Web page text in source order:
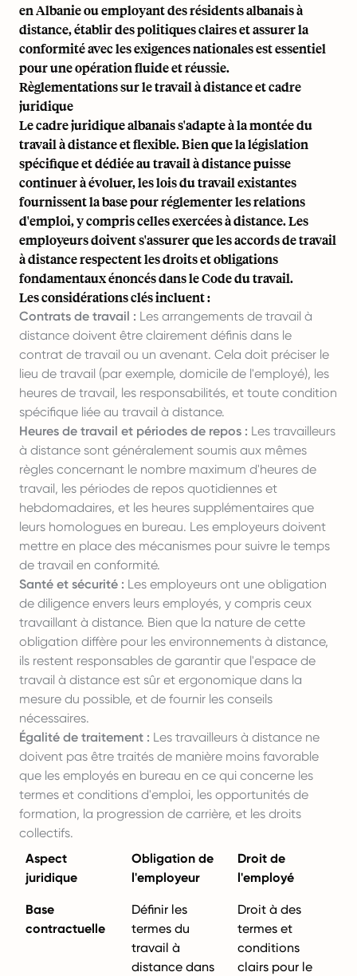
en Albanie ou employant des résidents albanais à
distance, établir des politiques claires et assurer la
conformité avec les exigences nationales est essentiel
pour une opération fluide et réussie.
Règlementations sur le travail à distance et cadre
juridique
Le cadre juridique albanais s'adapte à la montée du
travail à distance et flexible. Bien que la législation
spécifique et dédiée au travail à distance puisse
continuer à évoluer, les lois du travail existantes
fournissent la base pour réglementer les relations
d'emploi, y compris celles exercées à distance. Les
employeurs doivent s'assurer que les accords de travail
à distance respectent les droits et obligations
fondamentaux énoncés dans le Code du travail.
Les considérations clés incluent :
Contrats de travail : Les arrangements de travail à
distance doivent être clairement définis dans le
contrat de travail ou un avenant. Cela doit préciser le
lieu de travail (par exemple, domicile de l'employé), les
heures de travail, les responsabilités, et toute condition
spécifique liée au travail à distance.
Heures de travail et périodes de repos : Les travailleurs
à distance sont généralement soumis aux mêmes
règles concernant le nombre maximum d'heures de
travail, les périodes de repos quotidiennes et
hebdomadaires, et les heures supplémentaires que
leurs homologues en bureau. Les employeurs doivent
mettre en place des mécanismes pour suivre le temps
de travail en conformité.
Santé et sécurité : Les employeurs ont une obligation
de diligence envers leurs employés, y compris ceux
travaillant à distance. Bien que la nature de cette
obligation diffère pour les environnements à distance,
ils restent responsables de garantir que l'espace de
travail à distance est sûr et ergonomique dans la
mesure du possible, et de fournir les conseils
nécessaires.
Égalité de traitement : Les travailleurs à distance ne
doivent pas être traités de manière moins favorable
que les employés en bureau en ce qui concerne les
termes et conditions d'emploi, les opportunités de
formation, la progression de carrière, et les droits
collectifs.
Aspect
juridique
Obligation de
l'employeur
Droit de
l'employé
Base
contractuelle
Définir les
termes du
travail à
distance dans
Droit à des
termes et
conditions
clairs pour le